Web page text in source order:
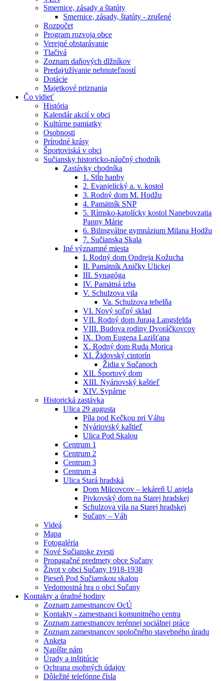
Smernice, zásady a štatúty
Smernice, zásady, štatúty - zrušené
Rozpočet
Program rozvoja obce
Verejné obstarávanie
Tlačivá
Zoznam daňových dlžníkov
Predaj⁄užívanie nehnuteľností
Dotácie
Majetkové priznania
Čo vidieť
História
Kalendár akcií v obci
Kultúrne pamiatky
Osobnosti
Prírodné krásy
Športoviská v obci
Sučiansky historicko-náučný chodník
Zastávky chodníka
1. Stĺp hanby
2. Evanjelický a. v. kostol
3. Rodný dom M. Hodžu
4. Pamätník SNP
5. Rímsko-katolícky kostol Nanebovzatia
Panny Márie
6. Bilingválne gymnázium Milana Hodžu
7. Sučianska Skala
Iné významné miesta
I. Rodný dom Ondreja Kožucha
II. Pamätník Aničky Ulickej
III. Synagóga
IV. Pamätná izba
V. Schulzova vila
Va. Schulzova tehelňa
VI. Nový soľný sklad
VII. Rodný dom Juraja Langsfelda
VIII. Budova rodiny Dvoráčkovcov
IX. Dom Eugena Lazišťana
X. Rodný dom Ruda Morica
XI. Židovský cintorín
Židia v Sučanoch
XII. Športový dom
XIII. Nyáriovský kaštieľ
XIV. Sypárne
Historická zastávka
Ulica 29 augusta
Píla pod Kečkou pri Váhu
Nyáriovský kaštieľ
Ulica Pod Skalou
Centrum 1
Centrum 2
Centrum 3
Centrum 4
Ulica Stará hradská
Dom Milcovcov – lekáreň U anjela
Pivkovský dom na Starej hradskej
Schulzova vila na Starej hradskej
Sučany – Váh
Videá
Mapa
Fotogaléria
Nové Sučianske zvesti
Propagačné predmety obce Sučany
Život v obci Sučany 1918-1938
Pieseň Pod Sučianskou skalou
Vedomostná hra o obci Sučany
Kontakty a úradné hodiny
Zoznam zamestnancov OcÚ
Kontakty - zamestnanci komunitného centra
Zoznam zamestnancov terénnej sociálnej práce
Zoznam zamestnancov spoločného stavebného úradu
Anketa
Napíšte nám
Úrady a inštitúcie
Ochrana osobných údajov
Dôležité telefónne čísla